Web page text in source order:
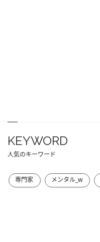
KEYWORD
人気のキーワード
専門家 メンタル_w